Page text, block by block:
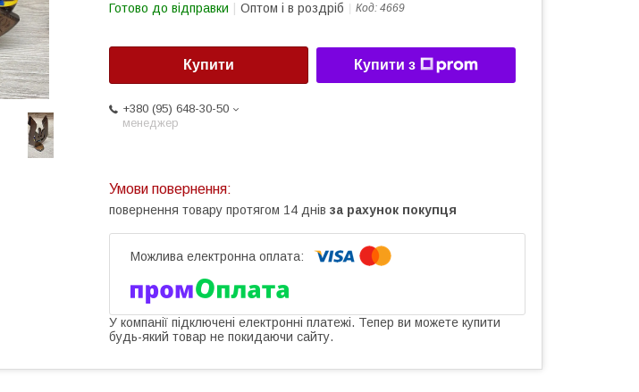
Готово до відправки Оптом і в роздріб Код: 4669
Купити Купити з
+380 (95) 648-30-50
менеджер
повернення товару протягом 14 днів за рахунок покупця
У компанії підключені електронні платежі. Тепер ви можете купити
будь-який товар не покидаючи сайту.